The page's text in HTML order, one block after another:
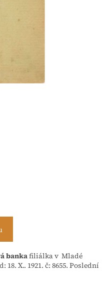
bankafiliálka v Mladé
X.. 1921. č: 8655. Poslední